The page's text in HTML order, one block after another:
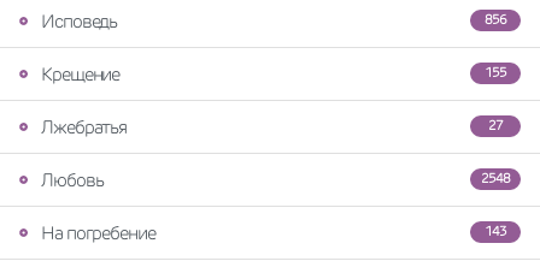
856
Исповедь
155
Крещение
27
Лжебратья
2548
Любовь
143
На погребение